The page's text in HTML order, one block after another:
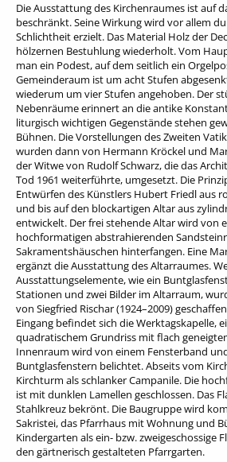
Die Ausstattung des Kirchenraumes ist auf
beschränkt. Seine Wirkung wird vor allem
Schlichtheit erzielt. Das Material Holz der
hölzernen Bestuhlung wiederholt. Vom
man ein Podest, auf dem seitlich ein
Gemeinderaum ist um acht Stufen
wiederum um vier Stufen angehoben. Der
Nebenräume erinnert an die antike
liturgisch wichtigen Gegenstände stehen
Bühnen. Die Vorstellungen des Zweiten
wurden dann von Hermann Kröckel und
der Witwe von Rudolf Schwarz, die das
Tod 1961 weiterführte, umgesetzt. Die
Entwürfen des Künstlers Hubert Friedl aus
und bis auf den blockartigen Altar aus
entwickelt. Der frei stehende Altar wird von
hochformatigen abstrahierenden
Sakramentshäuschen hinterfangen. Eine
ergänzt die Ausstattung des Altarraumes.
Ausstattungselemente, wie ein
Stationen und zwei Bilder im Altarraum,
von Siegfried Rischar (1924–2009)
Eingang befindet sich die Werktagskapelle,
quadratischem Grundriss mit flach
Innenraum wird von einem Fensterband
Buntglasfenstern belichtet. Abseits vom
Kirchturm als schlanker Campanile. Die
ist mit dunklen Lamellen geschlossen. Das
Stahlkreuz bekrönt. Die Baugruppe wird
Sakristei, das Pfarrhaus mit Wohnung und
Kindergarten als ein- bzw. zweigeschossige
den gärtnerisch gestalteten Pfarrgarten.